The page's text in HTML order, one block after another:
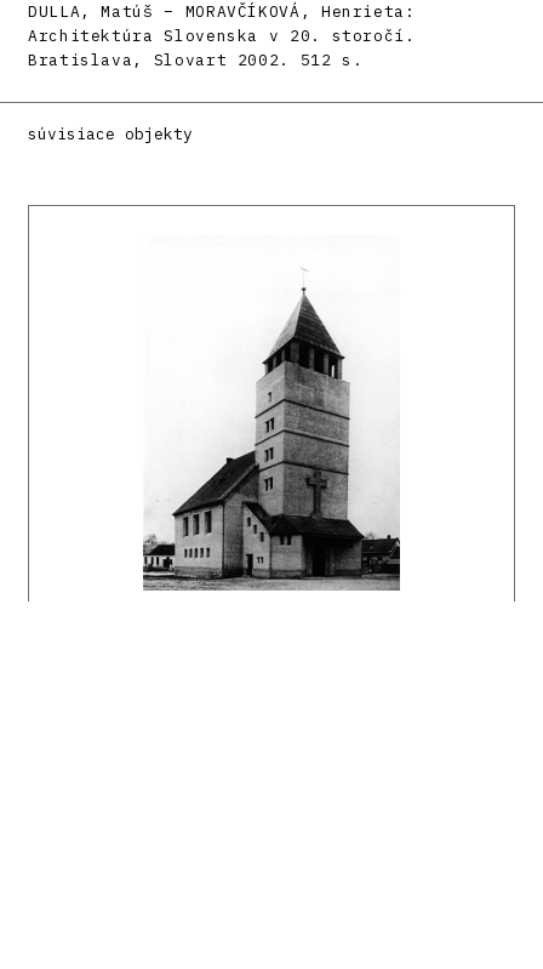
DULLA, Matúš – MORAVČÍKOVÁ, Henrieta:
Architektúra Slovenska v 20. storočí.
Bratislava, Slovart 2002. 512 s.
súvisiace objekty